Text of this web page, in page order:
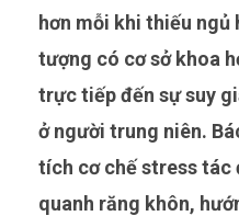
hơn mỗi khi thiếu ngủ
tượng có cơ sở khoa
trực tiếp đến sự suy
ở người trung niên.
tích cơ chế stress tác
quanh răng khôn,